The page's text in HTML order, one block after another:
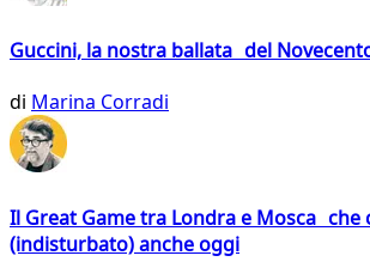
Guccini, la nostra ballata del
di Marina Corradi
Il Great Game tra Londra e Mosca che
(indisturbato) anche oggi